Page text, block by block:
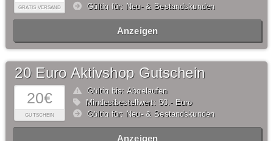
GRATIS VERSAND
Gültig für: Neu- & Bestandskunden
Anzeigen
20€
GUTSCHEIN
20 Euro Aktivshop Gutschein
Gültig bis: Abgelaufen
Mindestbestellwert: 50,- Euro
Gültig für: Neu- & Bestandskunden
Anzeigen